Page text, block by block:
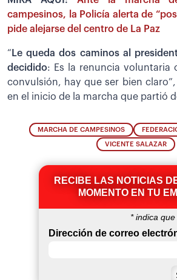
campesinos, la Policía alerta de
pide alejarse del centro de La Paz
“ Le queda dos caminos al
decidido: Es la renuncia voluntaria
convulsión, hay que ser bien
en el inicio de la marcha que partió
MARCHA DE CAMPESINOS
VICENTE SALAZAR
RECIBE LAS NOTICIAS
MOMENTO EN TU
*indica que
Dirección de correo